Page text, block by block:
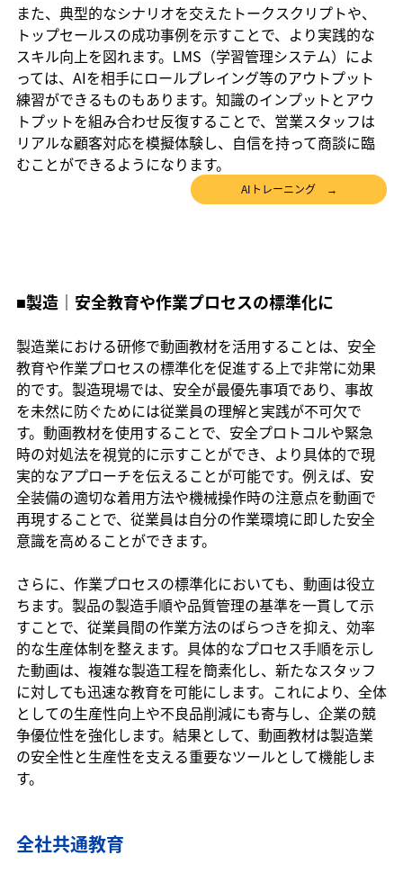
また、典型的なシナリオを交えたトークスクリプトや、
トップセールスの成功事例を示すことで、より実践的な
スキル向上を図れます。LMS（学習管理システム）によ
っては、AIを相手にロールプレイング等のアウトプット
練習ができるものもあります。知識のインプットとアウ
トプットを組み合わせ反復することで、営業スタッフは
リアルな顧客対応を模擬体験し、自信を持って商談に臨
むことができるようになります。
AIトレーニング →
■製造｜安全教育や作業プロセスの標準化に
製造業における研修で動画教材を活用することは、安全
教育や作業プロセスの標準化を促進する上で非常に効果
的です。製造現場では、安全が最優先事項であり、事故
を未然に防ぐためには従業員の理解と実践が不可欠で
す。動画教材を使用することで、安全プロトコルや緊急
時の対処法を視覚的に示すことができ、より具体的で現
実的なアプローチを伝えることが可能です。例えば、安
全装備の適切な着用方法や機械操作時の注意点を動画で
再現することで、従業員は自分の作業環境に即した安全
意識を高めることができます。
さらに、作業プロセスの標準化においても、動画は役立
ちます。製品の製造手順や品質管理の基準を一貫して示
すことで、従業員間の作業方法のばらつきを抑え、効率
的な生産体制を整えます。具体的なプロセス手順を示し
た動画は、複雑な製造工程を簡素化し、新たなスタッフ
に対しても迅速な教育を可能にします。これにより、全体
としての生産性向上や不良品削減にも寄与し、企業の競
争優位性を強化します。結果として、動画教材は製造業
の安全性と生産性を支える重要なツールとして機能しま
す。
全社共通教育